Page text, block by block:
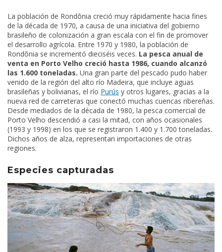
La población de Rondônia creció muy rápidamente hacia fines
de la década de 1970, a causa de una iniciativa del gobierno
brasileño de colonización a gran escala con el fin de promover
el desarrollo agrícola. Entre 1970 y 1980, la población de
Rondônia se incrementó dieciséis veces. La pesca anual de
venta en Porto Velho creció hasta 1986, cuando alcanzó
las 1.600 toneladas. Una gran parte del pescado pudo haber
venido de la región del alto río Madeira, que incluye aguas
brasileñas y bolivianas, el río Purús y otros lugares, gracias a la
nueva red de carreteras que conectó muchas cuencas ribereñas.
Desde mediados de la década de 1980, la pesca comercial de
Porto Velho descendió a casi la mitad, con años ocasionales
(1993 y 1998) en los que se registraron 1.400 y 1.700 toneladas.
Dichos años de alza, representan importaciones de otras
regiones.
Especies capturadas